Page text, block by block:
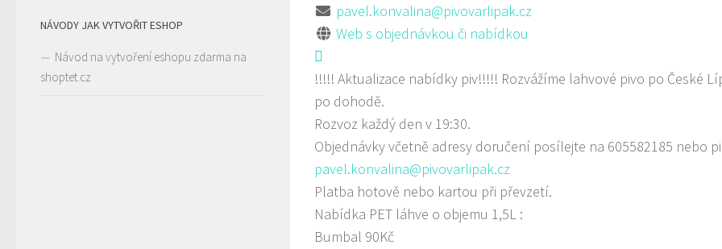
pavel.konvalina@pivovarlipak.cz
Web s objednávkou či nabídkou
!!!!! Aktualizace nabídky piv!!!!! Rozvážíme lahvové pivo po České
po dohodě.
Rozvoz každý den v 19:30.
Objednávky včetně adresy doručení posílejte na 605582185 nebo
pavel.konvalina@pivovarlipak.cz
Platba hotově nebo kartou při převzetí.
Nabídka PET láhve o objemu 1,5L :
Bumbal 90Kč
NÁVODY JAK VYTVOŘIT ESHOP
Návod na vytvoření eshopu zdarma na
shoptet.cz